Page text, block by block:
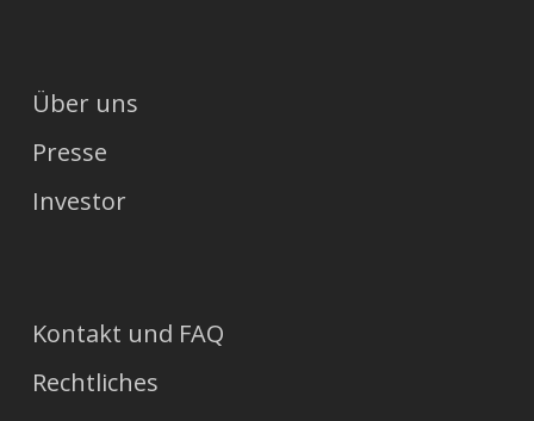
Über uns
Presse
Investor
Kontakt und FAQ
Rechtliches